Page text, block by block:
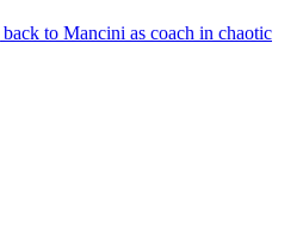
to Mancini as coach in chaotic